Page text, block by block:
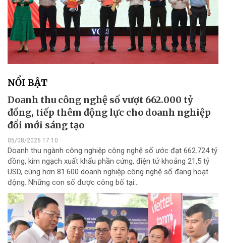
NỔI BẬT
Doanh thu công nghệ số vượt 662.000 tỷ
đồng, tiếp thêm động lực cho doanh nghiệp
đổi mới sáng tạo
05/08/2026 17:10
Doanh thu ngành công nghiệp công nghệ số ước đạt 662.724 tỷ
đồng, kim ngạch xuất khẩu phần cứng, điện tử khoảng 21,5 tỷ
USD, cùng hơn 81.600 doanh nghiệp công nghệ số đang hoạt
động. Những con số được công bố tại...